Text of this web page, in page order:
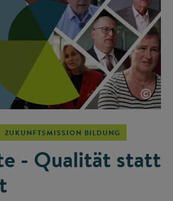
©
ZUKUNFTSMISSION BILDUNG
- Qualität statt